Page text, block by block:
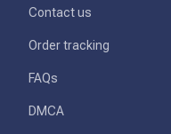
Contact us
Order tracking
FAQs
DMCA